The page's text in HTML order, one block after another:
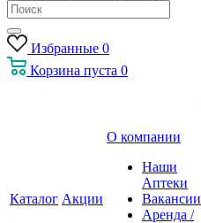
Избранные 0
Корзина пуста 0
Каталог Акции
О компании
Наши
Аптеки
Вакансии
Аренда /